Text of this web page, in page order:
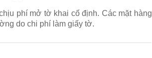
phí mở tờ khai cố định. Các mặt hàng
do chi phí làm giấy tờ.